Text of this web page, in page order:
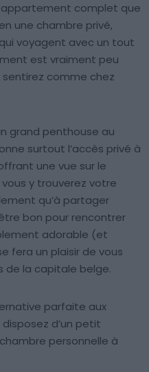
complet que
une chambre privé,
voyagent avec un tout
est vraiment peu
comme chez
grand penthouse au
surtout l’accès privé à
une vue sur le
vous y trouverez votre
qu’à partager
bon pour rencontrer
adorable (et
fera un plaisir de vous
de la capitale belge.
parfaite aux
d’un petit
personnelle à